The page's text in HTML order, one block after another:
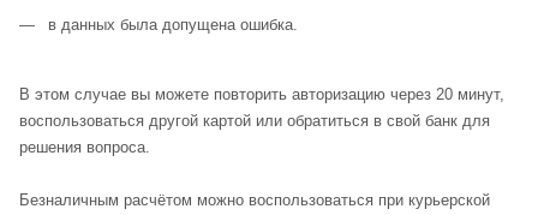
в данных была допущена ошибка.
В этом случае вы можете повторить авторизацию через 20 минут,
воспользоваться другой картой или обратиться в свой банк для
решения вопроса.
Безналичным расчётом можно воспользоваться при курьерской